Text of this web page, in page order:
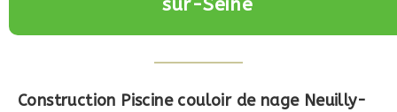
Construction Piscine couloir de nage Neuilly-